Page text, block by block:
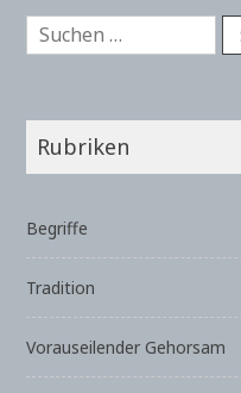
Suchen
nach:
Rubriken
Begriffe
Tradition
Vorauseilender Gehorsam